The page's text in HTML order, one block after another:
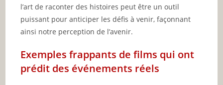
l’art de raconter des histoires peut être un outil
puissant pour anticiper les défis à venir, façonnant
ainsi notre perception de l’avenir.
Exemples frappants de films qui ont
prédit des événements réels